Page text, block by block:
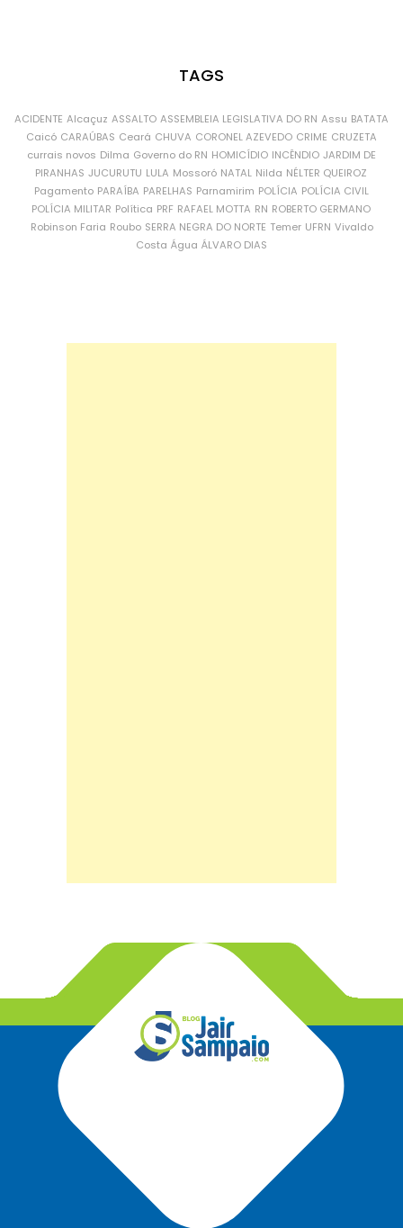
TAGS
ACIDENTE Alcaçuz ASSALTO ASSEMBLEIA LEGISLATIVA DO RN Assu BATATA
Caicó CARAÚBAS Ceará CHUVA CORONEL AZEVEDO CRIME CRUZETA
currais novos Dilma Governo do RN HOMICÍDIO INCÊNDIO JARDIM DE
PIRANHAS JUCURUTU LULA Mossoró NATAL Nilda NÉLTER QUEIROZ
Pagamento PARAÍBA PARELHAS Parnamirim POLÍCIA POLÍCIA CIVIL
POLÍCIA MILITAR Política PRF RAFAEL MOTTA RN ROBERTO GERMANO
Robinson Faria Roubo SERRA NEGRA DO NORTE Temer UFRN Vivaldo
Costa Água ÁLVARO DIAS